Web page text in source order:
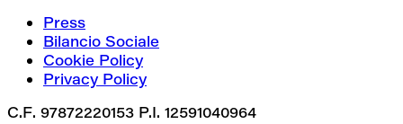
Press
Bilancio Sociale
Cookie Policy
Privacy Policy
C.F. 97872220153 P.I. 12591040964